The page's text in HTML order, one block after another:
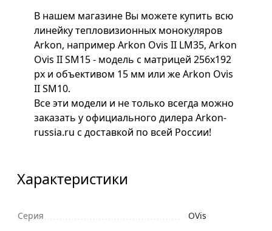
В нашем магазине Вы можете купить всю
линейку тепловизионных монокуляров
Arkon, например Arkon Ovis II LM35, Arkon
Ovis II SM15 - модель с матрицей 256x192
px и объективом 15 мм или же Arkon Ovis
II SM10.
Все эти модели и не только всегда можно
заказать у официального дилера Arkon-
russia.ru с доставкой по всей России!
Характеристики
Серия
OVis